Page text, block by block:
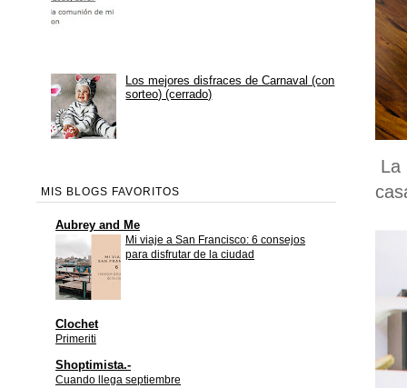
La
Los mejores disfraces de Carnaval (con
sorteo) (cerrado)
MIS BLOGS FAVORITOS
Aubrey and Me
Mi viaje a San Francisco: 6 consejos
para disfrutar de la ciudad
Clochet
Primeriti
Shoptimista.-
Cuando llega septiembre